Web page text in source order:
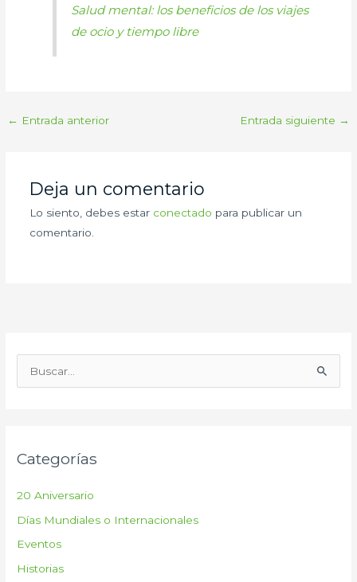
Salud mental: los beneficios de los viajes
de ocio y tiempo libre
← Entrada anterior Entrada siguiente →
Deja un comentario
Lo siento, debes estar conectado para publicar un
comentario.
a
p
o
r
:
Categorías
20 Aniversario
Días Mundiales o Internacionales
Eventos
Historias